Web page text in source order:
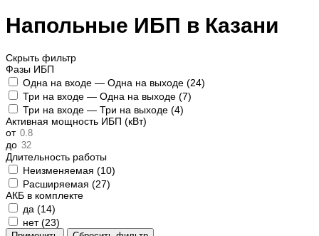
Напольные ИБП в Казани
Скрыть фильтр
Фазы ИБП
Одна на входе — Одна на выходе (24)
Три на входе — Одна на выходе (7)
Три на входе — Три на выходе (4)
Активная мощность ИБП (кВт)
от
до
Длительность работы
Неизменяемая (10)
Расширяемая (27)
АКБ в комплекте
да (14)
нет (23)